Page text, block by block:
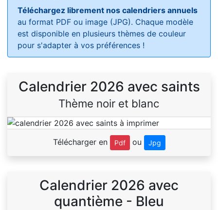
Téléchargez librement nos calendriers annuels
au format PDF ou image (JPG). Chaque modèle
est disponible en plusieurs thèmes de couleur
pour s'adapter à vos préférences !
Calendrier 2026 avec saints
Thème noir et blanc
Télécharger en Pdf ou Jpg
Calendrier 2026 avec
quantième - Bleu